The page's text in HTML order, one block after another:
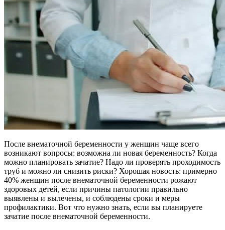
После внематочной беременности у женщин чаще всего
возникают вопросы: возможна ли новая беременность? Когда
можно планировать зачатие? Надо ли проверять проходимость
труб и можно ли снизить риски? Хорошая новость: примерно
40% женщин после внематочной беременности рожают
здоровых детей, если причины патологии правильно
выявлены и вылечены, и соблюдены сроки и меры
профилактики. Вот что нужно знать, если вы планируете
зачатие после внематочной беременности.